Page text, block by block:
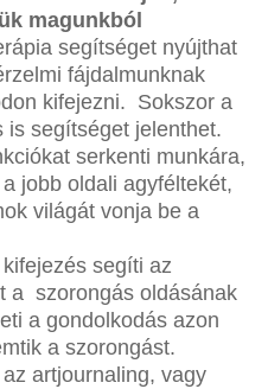
magunkból
segítséget nyújthat
fájdalmunknak
kifejezni. Sokszor a
is segítséget jelenthet.
serkenti munkára,
jobb oldali agyféltekét,
világát vonja be a
segíti az
a szorongás oldásának
a gondolkodás azon
a szorongást.
artjournaling, vagy